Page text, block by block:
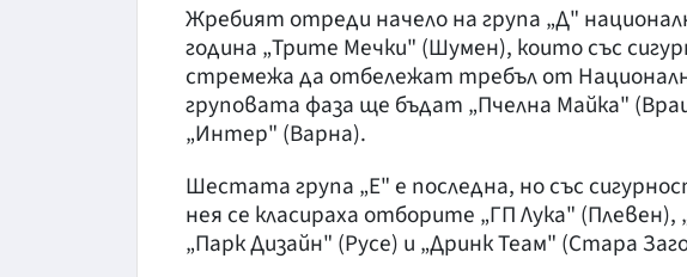
Жребият отреди начело на група „Д"
година „Трите Мечки" (Шумен), които със
стремежа да отбележат требъл от
груповата фаза ще бъдат „Пчелна Майка"
„Интер" (Варна).
Шестата група „Е" е последна, но със
нея се класираха отборите „ГП Лука"
„Парк Дизайн" (Русе) и „Дринк Теам" (Стара